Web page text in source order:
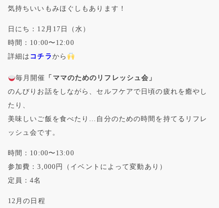
気持ちいいもみほぐしもあります！
日にち：12月17日（水）
時間：10:00〜12:00
詳細は コチラから
毎月開催
「ママのためのリフレッシュ会」
のんびりお話をしながら、セルフケアで日頃の疲れを癒やし
たり、
美味しいご飯を食べたり…自分のための時間を持てるリフレ
ッシュ会です。
時間：10:00〜13:00
参加費：3,000円（イベントによって変動あり）
定員：4名
12月の日程